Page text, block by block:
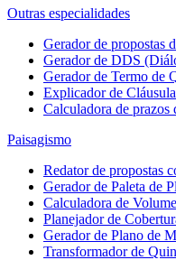
Outras especialidades
Gerador de propostas
Gerador de DDS
Gerador de Termo de
Explicador de
Calculadora de prazos
Paisagismo
Redator de propostas
Gerador de Paleta de
Calculadora de
Planejador de
Gerador de Plano de
Transformador de